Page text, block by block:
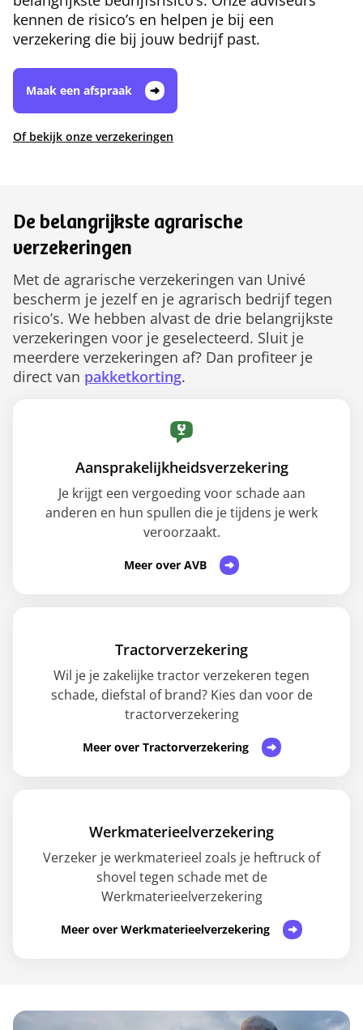
kennen de risico’s en helpen je bij een
verzekering die bij jouw bedrijf past.
Maak een afspraak
Of bekijk onze verzekeringen
De belangrijkste agrarische
verzekeringen
Met de agrarische verzekeringen van Univé
bescherm je jezelf en je agrarisch bedrijf tegen
risico’s. We hebben alvast de drie belangrijkste
verzekeringen voor je geselecteerd. Sluit je
meerdere verzekeringen af? Dan profiteer je
direct van pakketkorting.
Aansprakelijkheidsverzekering
Je krijgt een vergoeding voor schade aan
anderen en hun spullen die je tijdens je werk
veroorzaakt.
Meer over AVB
Tractorverzekering
Wil je je zakelijke tractor verzekeren tegen
schade, diefstal of brand? Kies dan voor de
tractorverzekering
Meer over Tractorverzekering
Werkmaterieelverzekering
Verzeker je werkmaterieel zoals je heftruck of
shovel tegen schade met de
Werkmaterieelverzekering
Meer over Werkmaterieelverzekering